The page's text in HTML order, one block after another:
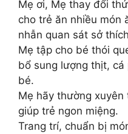
Mẹ ơi, Mẹ thay đổi
cho trẻ ăn nhiều món
nhẫn quan sát sở
Mẹ tập cho bé thói
bổ sung lượng thịt,
bé.
Mẹ hãy thường
giúp trẻ ngon miệng.
Trang trí, chuẩn bị